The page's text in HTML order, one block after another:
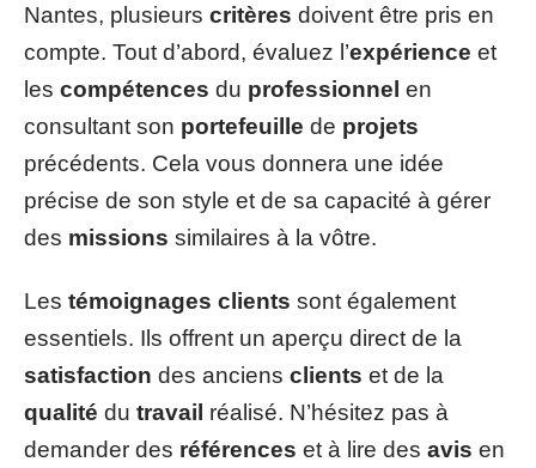
Nantes, plusieurs critères doivent être pris en
compte. Tout d’abord, évaluez l’expérience et
les compétences du professionnel en
consultant son portefeuille de projets
précédents. Cela vous donnera une idée
précise de son style et de sa capacité à gérer
des missions similaires à la vôtre.
Les témoignages clients sont également
essentiels. Ils offrent un aperçu direct de la
satisfaction des anciens clients et de la
qualité du travail réalisé. N’hésitez pas à
demander des références et à lire des avis en